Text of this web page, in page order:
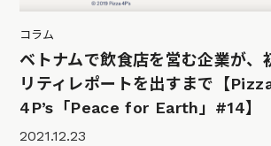
コラム
ベトナムで飲食店を営む企業が、
リティレポートを出すまで【
4P’s「Peace for Earth」#14】
2021.12.23